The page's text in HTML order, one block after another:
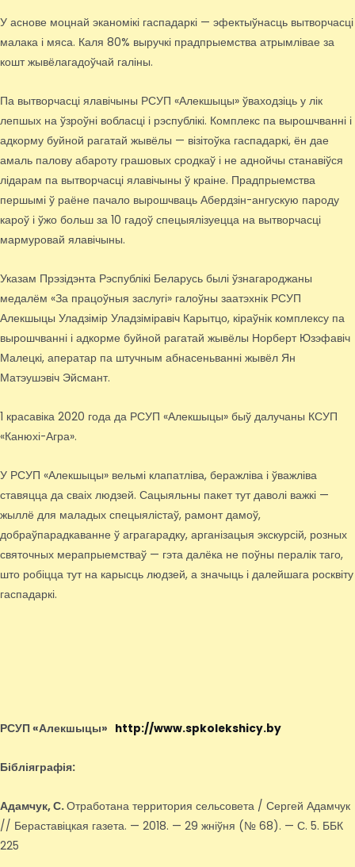
У аснове моцнай эканомікі гаспадаркі — эфектыўнасць вытворчасці
малака і мяса. Каля 80% выручкі прадпрыемства атрымлівае за
кошт жывёлагадоўчай галіны.
Па вытворчасці ялавічыны РСУП «Алекшыцы» ўваходзіць у лік
лепшых на ўзроўні вобласці і рэспублікі. Комплекс па вырошчванні і
адкорму буйной рагатай жывёлы — візітоўка гаспадаркі, ён дае
амаль палову абароту грашовых сродкаў і не аднойчы станавіўся
лідарам па вытворчасці ялавічыны ў краіне. Прадпрыемства
першымі ў раёне пачало вырошчваць Абердзін-ангускую пароду
кароў і ўжо больш за 10 гадоў спецыялізуецца на вытворчасці
мармуровай ялавічыны.
Указам Прэзідэнта Рэспублікі Беларусь былі ўзнагароджаны
медалём «За працоўныя заслугі» галоўны заатэхнік РСУП
Алекшыцы Уладзімір Уладзіміравіч Карытцо, кіраўнік комплексу па
вырошчванні і адкорме буйной рагатай жывёлы Норберт Юзэфавіч
Малецкі, аператар па штучным абнасеньванні жывёл Ян
Матэушэвіч Эйсмант.
1 красавіка 2020 года да РСУП «Алекшыцы» быў далучаны КСУП
«Канюхі-Агра».
У РСУП «Алекшыцы» вельмі клапатліва, беражліва і ўважліва
ставяцца да сваіх людзей. Сацыяльны пакет тут даволі важкі —
жыллё для маладых спецыялістаў, рамонт дамоў,
добраўпарадкаванне ў аграгарадку, арганізацыя экскурсій, розных
святочных мерапрыемстваў — гэта далёка не поўны пералік таго,
што робіцца тут на карысць людзей, а значыць і далейшага росквіту
гаспадаркі.
РСУП «Алекшыцы» http://www.spkolekshicy.by
Бібліяграфія:
Адамчук, С.Отработана территория сельсовета / Сергей Адамчук
// Бераставіцкая газета. — 2018. — 29 жніўня (№ 68). — С. 5. ББК
225